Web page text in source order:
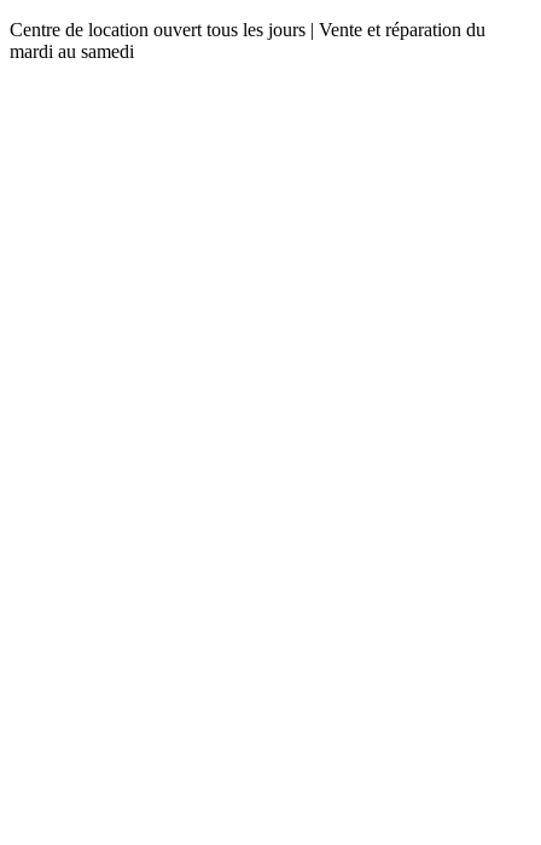
Centre de location ouvert tous les jours | Vente et réparation du
mardi au samedi